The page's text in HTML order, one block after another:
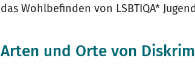
das Wohlbefinden von LSBTIQA*
Arten und Orte von